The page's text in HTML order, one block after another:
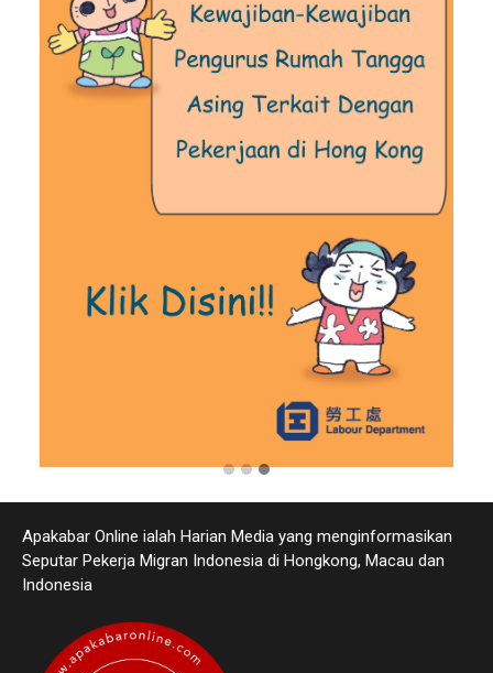
Apakabar Online ialah Harian Media yang menginformasikan
Seputar Pekerja Migran Indonesia di Hongkong, Macau dan
Indonesia